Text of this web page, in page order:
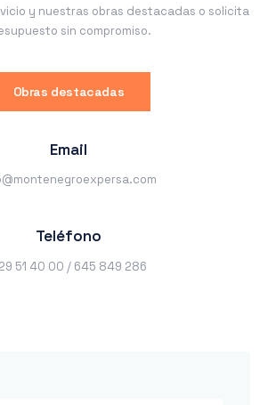
y nuestras obras destacadas o solicita
sin compromiso.
Obras destacadas
Email
Teléfono
51 40 00 / 645 849 286